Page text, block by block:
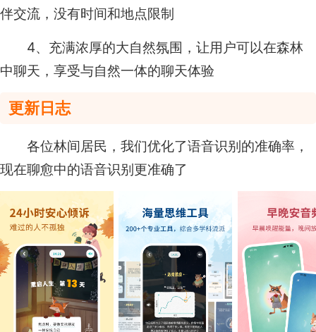
伴交流，没有时间和地点限制
4、充满浓厚的大自然氛围，让用户可以在森林
中聊天，享受与自然一体的聊天体验
更新日志
各位林间居民，我们优化了语音识别的准确率，
现在聊愈中的语音识别更准确了